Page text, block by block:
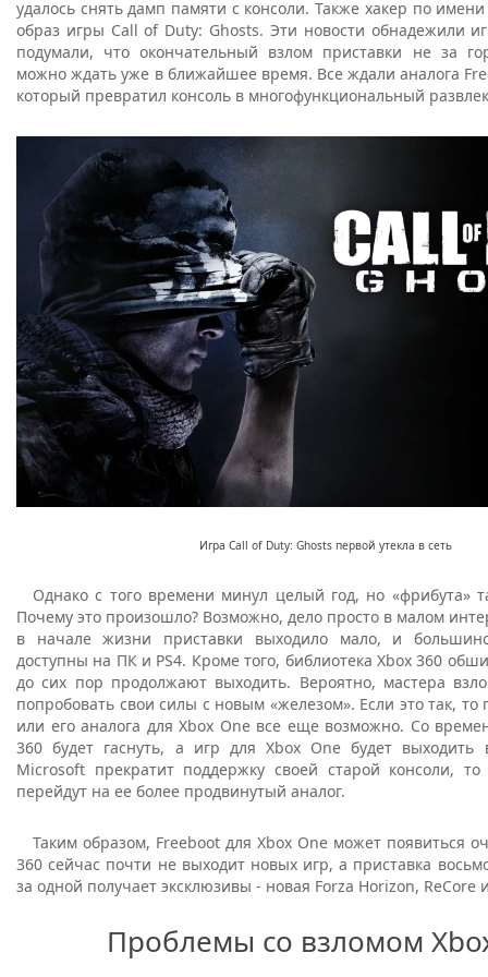
удалось снять дамп памяти с консоли. Также хакер по имени
образ игры Call of Duty: Ghosts. Эти новости обнадежили
подумали, что окончательный взлом приставки не за
можно ждать уже в ближайшее время. Все ждали аналога
который превратил консоль в многофункциональный
Игра Call of Duty: Ghosts первой утекла в сеть
Однако с того времени минул целый год, но «фрибута»
Почему это произошло? Возможно, дело просто в малом
в начале жизни приставки выходило мало, и
доступны на ПК и PS4. Кроме того, библиотека Xbox 360
до сих пор продолжают выходить. Вероятно, мастера
попробовать свои силы с новым «железом». Если это так, то
или его аналога для Xbox One все еще возможно. Со
360 будет гаснуть, а игр для Xbox One будет выходить
Microsoft прекратит поддержку своей старой консоли,
перейдут на ее более продвинутый аналог.
Таким образом, Freeboot для Xbox One может появиться
360 сейчас почти не выходит новых игр, а приставка
за одной получает эксклюзивы - новая Forza Horizon, ReCore
Проблемы со взломом